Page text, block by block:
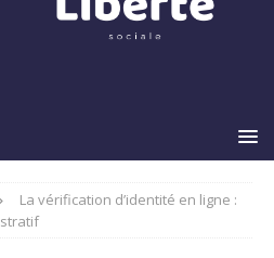
La vérification d’identité en ligne :